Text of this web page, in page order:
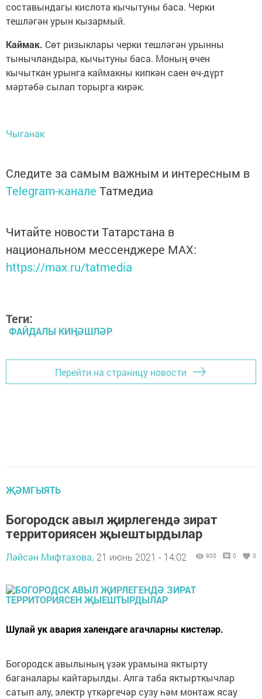
составындагы кислота кычытуны баса. Черки
тешләгән урын кызармый.
Каймак. Сөт ризыклары черки тешләгән урынны
тынычландыра, кычытуны баса. Моның өчен
кычыткан урынга каймакны кипкән саен өч-дүрт
мәртәбә сылап торырга кирәк.
Чыганак
Следите за самым важным и интересным в
Telegram-канале Татмедиа
Читайте новости Татарстана в
национальном мессенджере MАХ:
https://max.ru/tatmedia
Теги:
ФАЙДАЛЫ КИҢӘШЛӘР
Перейти на страницу новости
ҖӘМГЫЯТЬ
Богородск авыл җирлегендә зират
территориясен җыештырдылар
Ләйсән Мифтахова, 21 июнь 2021 - 14:02 900 0 0
Шулай ук авария хәлендәге агачларны кистеләр.
Богородск авылының үзәк урамына яктырту
баганалары кайтарылды. Алга таба яктырткычлар
сатып алу, электр үткәргечәр сузу һәм монтаж ясау